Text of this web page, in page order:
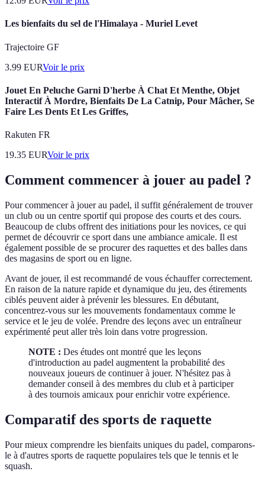
Les bienfaits du sel de l'Himalaya - Muriel Levet
Trajectoire GF
3.99 EURVoir le prix
Jouet En Peluche Garni D'herbe À Chat Et Menthe, Objet
Interactif À Mordre, Bienfaits De La Catnip, Pour Mâcher, Se
Faire Les Dents Et Les Griffes,
Rakuten FR
19.35 EURVoir le prix
Comment commencer à jouer au padel ?
Pour commencer à jouer au padel, il suffit généralement de trouver
un club ou un centre sportif qui propose des courts et des cours.
Beaucoup de clubs offrent des initiations pour les novices, ce qui
permet de découvrir ce sport dans une ambiance amicale. Il est
également possible de se procurer des raquettes et des balles dans
des magasins de sport ou en ligne.
Avant de jouer, il est recommandé de vous échauffer correctement.
En raison de la nature rapide et dynamique du jeu, des étirements
ciblés peuvent aider à prévenir les blessures. En débutant,
concentrez-vous sur les mouvements fondamentaux comme le
service et le jeu de volée. Prendre des leçons avec un entraîneur
expérimenté peut aller très loin dans votre progression.
NOTE : Des études ont montré que les leçons
d'introduction au padel augmentent la probabilité des
nouveaux joueurs de continuer à jouer. N'hésitez pas à
demander conseil à des membres du club et à participer
à des tournois amicaux pour enrichir votre expérience.
Comparatif des sports de raquette
Pour mieux comprendre les bienfaits uniques du padel, comparons-
le à d'autres sports de raquette populaires tels que le tennis et le
squash.